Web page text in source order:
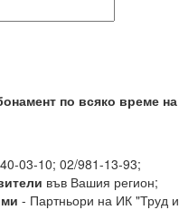
по всяко време на
03-10; 02/981-13-93;
във Вашия регион;
- Партньори на ИК "Труд